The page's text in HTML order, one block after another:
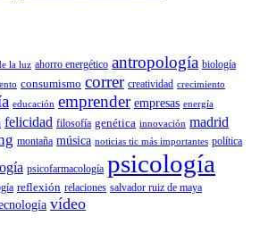
la luz ahorro energético antropología biología
consumismo correr creatividad crecimiento
educación emprender empresas energía
felicidad filosofía genética innovación madrid
montaña música noticias tic más importantes política
psicofarmacología psicología
reflexión relaciones salvador ruiz de maya
vídeo